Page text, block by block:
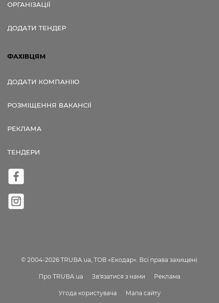
ОРГАНІЗАЦІЇ
ДОДАТИ ТЕНДЕР
ФАХІВЦЯМ
ДОДАТИ КОМПАНІЮ
РОЗМІЩЕННЯ ВАКАНСІЇ
РЕКЛАМА
ТЕНДЕРИ
© 2004-2026 TRUBA.ua, ТОВ «Екодар». Всі права захищені.
Про TRUBA.ua Зв'язатися з нами Реклама
Угода користувача Мапа сайту